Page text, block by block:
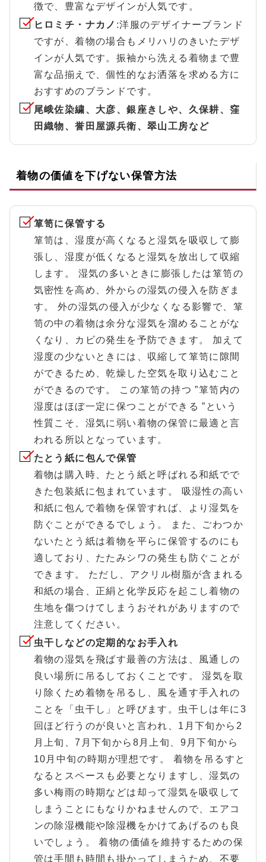
徴で、豊富なデザインが人気です。
ヒロミチ・ナカノ :洋服のデザイナーブランド
ですが、着物の場合もメリハリのきいたデザ
インが人気です。振袖から洗える着物まで豊
富な品揃えで、個性的なお洒落を求める方に
おすすめのブランドです。
尾峨佐染繍、大彦、銀座きしや、久保耕、窪
田織物、誉田屋源兵衛、翠山工房など
着物の価値を下げない保管方法
箪笥に保管する
箪笥は、湿度が高くなると湿気を吸収して膨
張し、湿度が低くなると湿気を放出して収縮
します。 湿気の多いときに膨張したは箪笥の
気密性を高め、外からの湿気の侵入を防ぎま
す。 外の湿気の侵入が少なくなる影響で、箪
笥の中の着物は余分な湿気を溜めることがな
くなり、カビの発生を予防できます。 加えて
湿度の少ないときには、収縮して箪笥に隙間
ができるため、乾燥した空気を取り込むこと
ができるのです。 この箪笥の持つ ”箪笥内の
湿度はほぼ一定に保つことができる ”という
性質こそ、湿気に弱い着物の保管に最適と言
われる所以となっています。
たとう紙に包んで保管
着物は購入時、たとう紙と呼ばれる和紙でで
きた包装紙に包まれています。 吸湿性の高い
和紙に包んで着物を保管すれば、より湿気を
防ぐことができるでしょう。 また、ごわつか
ないたとう紙は着物を平らに保管するのにも
適しており、たたみシワの発生も防ぐことが
できます。 ただし、アクリル樹脂が含まれる
和紙の場合、正絹と化学反応を起こし着物の
生地を傷つけてしまうおそれがありますので
注意してください。
虫干しなどの定期的なお手入れ
着物の湿気を飛ばす最善の方法は、風通しの
良い場所に吊るしておくことです。 湿気を取
り除くため着物を吊るし、風を通す手入れの
ことを「虫干し」と呼びます。虫干しは年に3
回ほど行うのが良いと言われ、1月下旬から2
月上旬、7月下旬から8月上旬、9月下旬から
10月中旬の時期が理想です。 着物を吊るすと
なるとスペースも必要となりますし、湿気の
多い梅雨の時期などは却って湿気を吸収して
しまうことにもなりかねませんので、エアコ
ンの除湿機能や除湿機をかけてあげるのも良
いでしょう。 着物の価値を維持するための保
管は手間も時間も掛かってしまうため、不要